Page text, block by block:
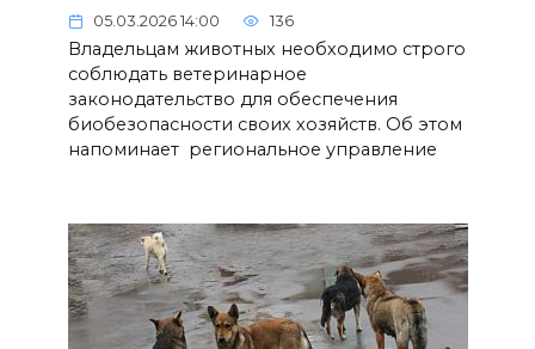
05.03.2026 14:00 136
Владельцам животных необходимо строго
соблюдать ветеринарное
законодательство для обеспечения
биобезопасности своих хозяйств. Об этом
напоминает региональное управление